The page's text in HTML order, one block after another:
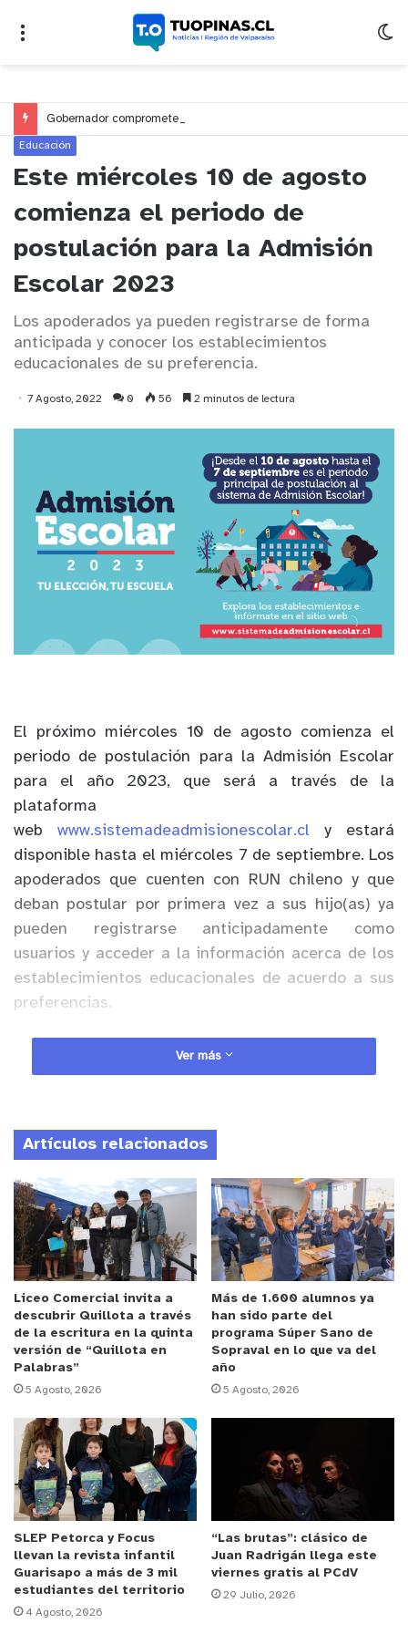
Educación
Este miércoles 10 de agosto
comienza el periodo de
postulación para la Admisión
Escolar 2023
Los apoderados ya pueden registrarse de forma
anticipada y conocer los establecimientos
educacionales de su preferencia.
7 Agosto, 2022 0 56 2 minutos de lectura
El próximo miércoles 10 de agosto comienza el
periodo de postulación para la Admisión Escolar
para el año 2023, que será a través de la
plataforma
web www.sistemadeadmisionescolar.cl y estará
disponible hasta el miércoles 7 de septiembre. Los
apoderados que cuenten con RUN chileno y que
deban postular por primera vez a sus hijo(as) ya
pueden registrarse anticipadamente como
usuarios y acceder a la información acerca de los
establecimientos educacionales de acuerdo a sus
preferencias.
‘’Ya estamos ad portas de que inicie el periodo de
postulación para el año escolar 2023, por lo que
de su interés y a realizar este proceso con tiempo.
toda la información necesaria para acompañar a
las familias en este importe proceso’’, sostuvo el
subsecretario de Educación, Nicolás Cataldo.
Anuncio Patrocinado
¿Quiénes deben postular al proceso de Admisión
Escolar 2023?
El estudiante que:
Ingresa por primera vez a un establecimiento público o
particular subvencionado.
Quiere cambiarse de establecimiento.
Quiere reingresar al sistema educativo.
Quien se encuentre en un establecimiento que no tiene
continuidad en el siguiente nivel.
Ver más
Artículos relacionados
Liceo Comercial invita a
descubrir Quillota a través
de la escritura en la quinta
versión de “Quillota en
Palabras”
5 Agosto, 2026
Más de 1.600 alumnos ya
han sido parte del
programa Súper Sano de
Sopraval en lo que va del
año
5 Agosto, 2026
SLEP Petorca y Focus
llevan la revista infantil
Guarisapo a más de 3 mil
estudiantes del territorio
4 Agosto, 2026
“Las brutas”: clásico de
Juan Radrigán llega este
viernes gratis al PCdV
29 Julio, 2026